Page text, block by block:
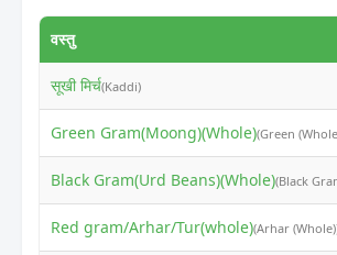
वस्तु
सूखी मिर्च(Kaddi)
Green Gram(Moong)(Whole)(Green
Black Gram(Urd Beans)(Whole)(Black
Red gram/Arhar/Tur(whole)(Arhar